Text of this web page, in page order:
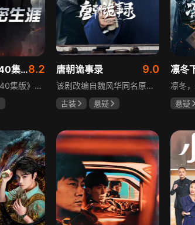
我的绝密生涯40集版8.2
《我的绝密生涯40集版》以1931年东北为背景，苏联特使引发暗杀行动，商人关郁达卷入被重伤失踪，妻子谭梓君带家人在新京安顿。八年后关郁达打入日本特务机关为我党提供情报，与谭梓君相遇却因身份不能相认，谭梓君心中充满怀疑。
唐朝诡事录 9.0
该剧改编自魏风华同名原著，讲述繁华大唐盛世下发生的一系列奇闻异事。长安金吾卫中郎将卢凌风与狄公亲传弟子苏无名携手，共破《长安红茶》《石桥图》等九个诡异案件，从新娘失踪案到宫廷秘闻，从朝堂到乡间，他们在破案过程中相互了解，逐渐成长，共同守护苍生，担负起挽救社稷于危急的使命。
古装
悬疑
凛冬
悬疑